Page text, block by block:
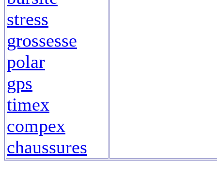
stress
grossesse
polar
gps
timex
compex
chaussures